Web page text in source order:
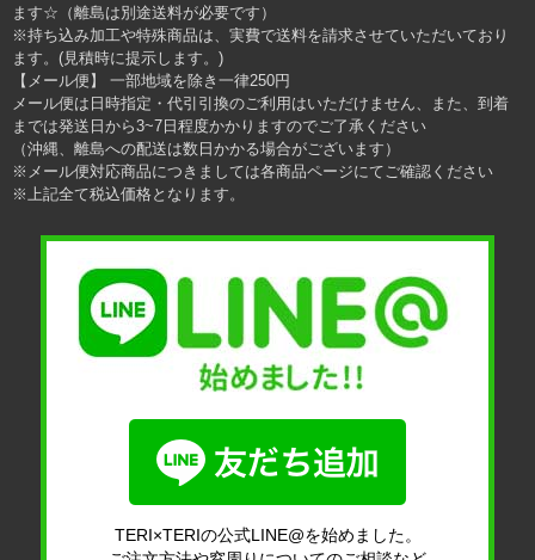
ます☆（離島は別途送料が必要です）
※持ち込み加工や特殊商品は、実費で送料を請求させていただいており
ます。(見積時に提示します。)
【メール便】 一部地域を除き一律250円
メール便は日時指定・代引引換のご利用はいただけません、また、到着
までは発送日から3~7日程度かかりますのでご了承ください
（沖縄、離島への配送は数日かかる場合がございます）
※メール便対応商品につきましては各商品ページにてご確認ください
※上記全て税込価格となります。
TERI×TERIの公式LINE@を始めました。